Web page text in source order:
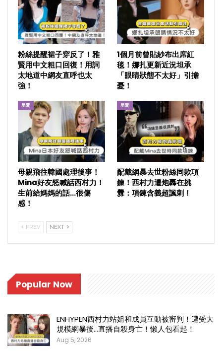
粉絲提醒裙子穿反了！雅
賢用中文粗口回復！用詞
太地道中網友直呼也太
強！
1個月前曾貼紗布出席紅
毯！娜扎更新近況坦承
「眼睛狀態不太好」引擔
憂！
星聞
母親飛往韓國處理後事！
Mina好友怒喊話西村力！
生前給媽媽的話…很傷
感！
星聞
配戴網暴去世粉絲同款項
鍊！西村力遭炮轟在挑
釁：項鍊含義超諷刺！
PREV NEXT
Popular Now
ENHYPEN西村力站姐和成員互動被審判！遭受大
規模網暴後…直播自殺身亡！懶人包看起！
Aug 5, 2026